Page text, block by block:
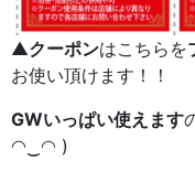
▲クーポンはこちらを
お使い頂けます！！
GWいっぱい使えます
◠‿◠ )